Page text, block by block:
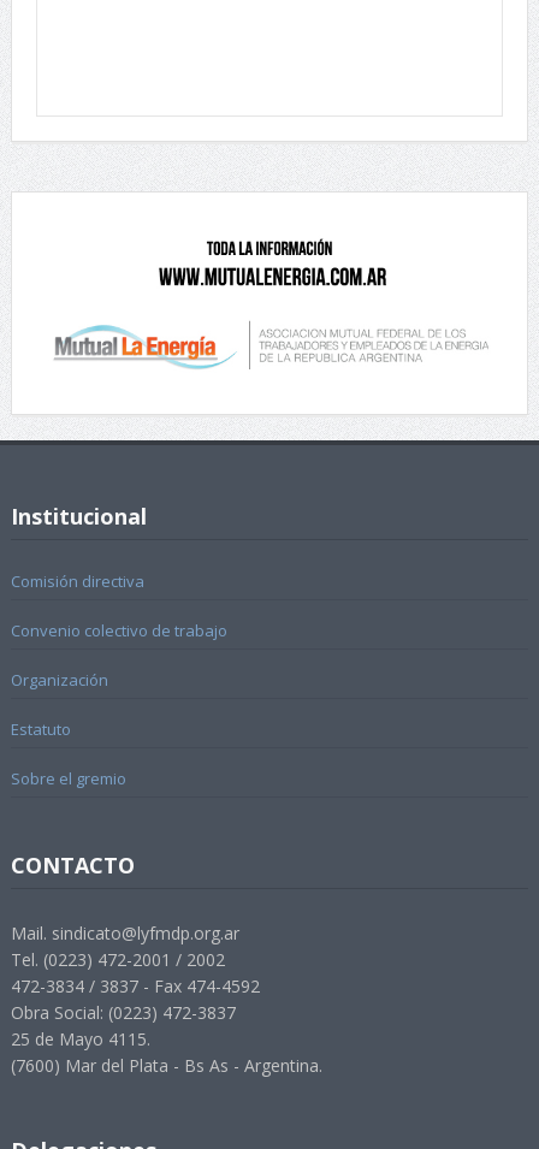
Institucional
Comisión directiva
Convenio colectivo de trabajo
Organización
Estatuto
Sobre el gremio
CONTACTO
Mail. sindicato@lyfmdp.org.ar
Tel. (0223) 472-2001 / 2002
472-3834 / 3837 - Fax 474-4592
Obra Social: (0223) 472-3837
25 de Mayo 4115.
(7600) Mar del Plata - Bs As - Argentina.